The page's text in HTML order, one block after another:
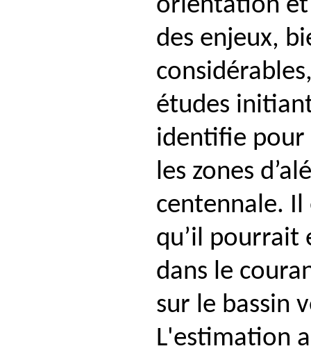
orientation
des enjeux,
études
identifie
les zones
centennale.
qu’il pourrait
dans le
sur le bassin
L'estimation